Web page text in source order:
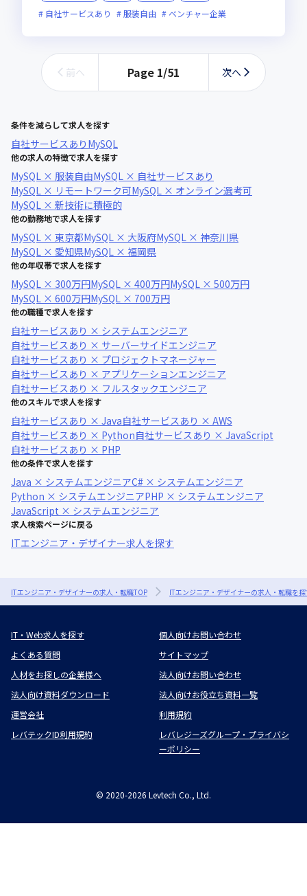
自社サービスあり
服装自由 ベンチャー企業
前へ Page 1/51 次へ
条件を減らして求人を探す
自社サービスあり MySQL
他の求人の特徴で求人を探す
MySQL × 服装自由MySQL × 自社サービスあり
MySQL × リモートワーク可MySQL × オンライン選考可
MySQL × 新技術に積極的
他の勤務地で求人を探す
MySQL × 東京都MySQL × 大阪府MySQL × 神奈川県
MySQL × 愛知県MySQL × 福岡県
他の年収帯で求人を探す
MySQL × 300万円MySQL × 400万円MySQL × 500万円
MySQL × 600万円MySQL × 700万円
他の職種で求人を探す
自社サービスあり × システムエンジニア
自社サービスあり × サーバーサイドエンジニア
自社サービスあり × プロジェクトマネージャー
自社サービスあり × アプリケーションエンジニア
自社サービスあり × フルスタックエンジニア
他のスキルで求人を探す
自社サービスあり × Java自社サービスあり × AWS
自社サービスあり × Python自社サービスあり × JavaScript
自社サービスあり × PHP
他の条件で求人を探す
Java × システムエンジニアC# × システムエンジニア
Python × システムエンジニアPHP × システムエンジニア
JavaScript × システムエンジニア
求人検索ページに戻る
ITエンジニア・デザイナー求人を探す
ITエンジニア・デザイナーの求人・転職TOP ITエンジニア・デザイナーの求人・転職を
IT・Web求人を探す
個人向けお問い合わせ
よくある質問
サイトマップ
人材をお探しの企業様へ
法人向けお問い合わせ
法人向け資料ダウンロード
法人向けお役立ち資料一覧
運営会社
利用規約
レバテックID利用規約
レバレジーズグループ・プライバシ
ーポリシー
© 2020-2026 Levtech Co., Ltd.